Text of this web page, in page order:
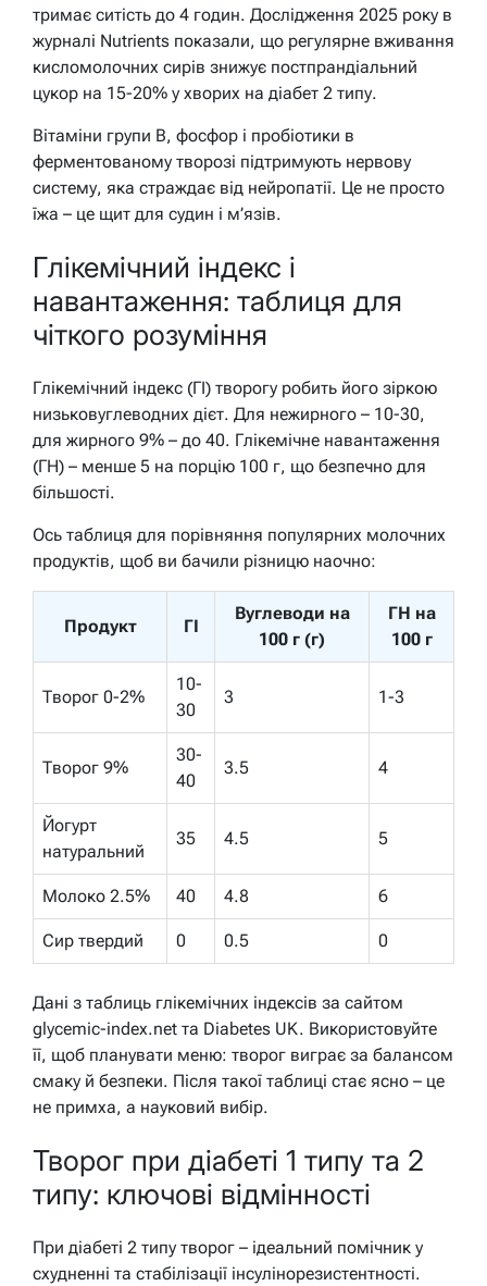
тримає ситість до 4 годин. Дослідження 2025 року в
журналі Nutrients показали, що регулярне вживання
кисломолочних сирів знижує постпрандіальний
цукор на 15-20% у хворих на діабет 2 типу.
Вітаміни групи B, фосфор і пробіотики в
ферментованому творозі підтримують нервову
систему, яка страждає від нейропатії. Це не просто
їжа – це щит для судин і м’язів.
Глікемічний індекс і
навантаження: таблиця для
чіткого розуміння
Глікемічний індекс (ГІ) творогу робить його зіркою
низьковуглеводних дієт. Для нежирного – 10-30,
для жирного 9% – до 40. Глікемічне навантаження
(ГН) – менше 5 на порцію 100 г, що безпечно для
більшості.
Ось таблиця для порівняння популярних молочних
продуктів, щоб ви бачили різницю наочно:
Продукт ГІ
Вуглеводи на
100 г (г)
ГН на
100 г
Творог 0-2%
10-
30
3 1-3
Творог 9%
30-
40
3.5 4
Йогурт
натуральний
35 4.5 5
Молоко 2.5% 40 4.8 6
Сир твердий 0 0.5 0
Дані з таблиць глікемічних індексів за сайтом
glycemic-index.net та Diabetes UK. Використовуйте
її, щоб планувати меню: творог виграє за балансом
смаку й безпеки. Після такої таблиці стає ясно – це
не примха, а науковий вибір.
Творог при діабеті 1 типу та 2
типу: ключові відмінності
При діабеті 2 типу творог – ідеальний помічник у
схудненні та стабілізації інсулінорезистентності.